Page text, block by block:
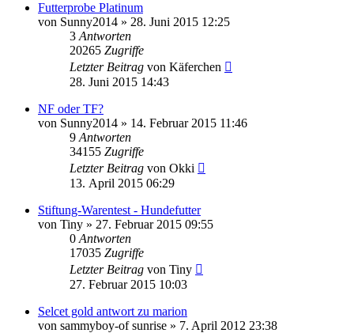
Futterprobe Platinum
von Sunny2014 » 28. Juni 2015 12:25
3 Antworten
20265 Zugriffe
Letzter Beitrag von Käferchen
28. Juni 2015 14:43
NF oder TF?
von Sunny2014 » 14. Februar 2015 11:46
9 Antworten
34155 Zugriffe
Letzter Beitrag von Okki
13. April 2015 06:29
Stiftung-Warentest - Hundefutter
von Tiny » 27. Februar 2015 09:55
0 Antworten
17035 Zugriffe
Letzter Beitrag von Tiny
27. Februar 2015 10:03
Selcet gold antwort zu marion
von sammyboy-of sunrise » 7. April 2012 23:38